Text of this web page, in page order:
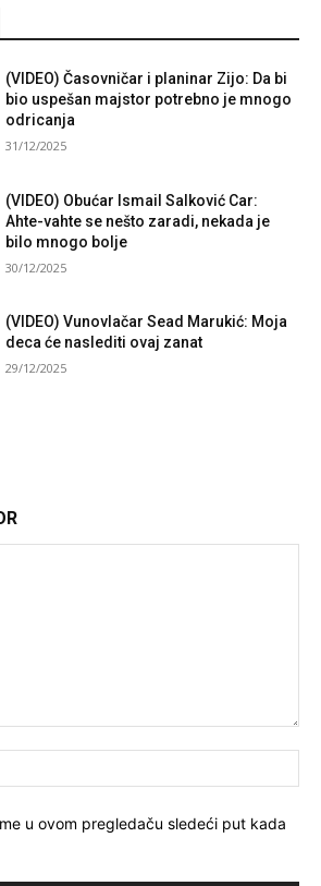
(VIDEO) Časovničar i planinar Zijo: Da bi
bio uspešan majstor potrebno je mnogo
odricanja
31/12/2025
(VIDEO) Obućar Ismail Salković Car:
Ahte-vahte se nešto zaradi, nekada je
bilo mnogo bolje
30/12/2025
(VIDEO) Vunovlačar Sead Marukić: Moja
deca će naslediti ovaj zanat
29/12/2025
u ovom pregledaču sledeći put kada